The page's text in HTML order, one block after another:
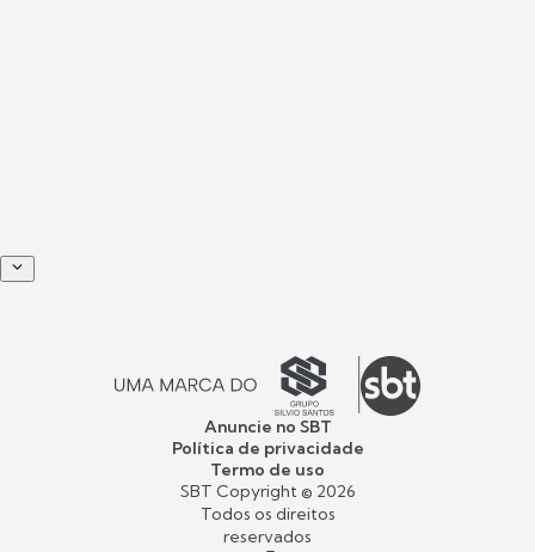
Anuncie no SBT
Política de privacidade
Termo de uso
SBT Copyright © 2026
Todos os direitos
reservados